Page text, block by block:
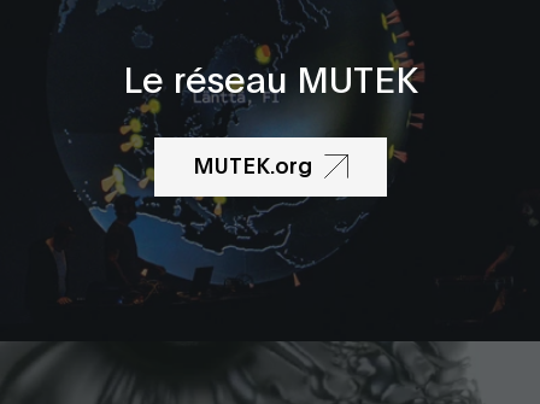
Le réseau MUTEK
MUTEK.org